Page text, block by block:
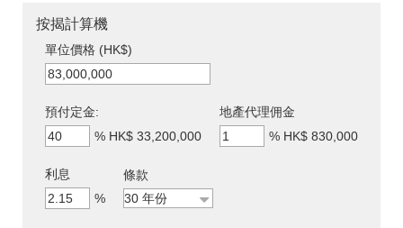
按揭計算機
單位價格 (HK$)
預付定金:
% HK$ 33,200,000
地產代理佣金
% HK$ 830,000
利息
%
條款